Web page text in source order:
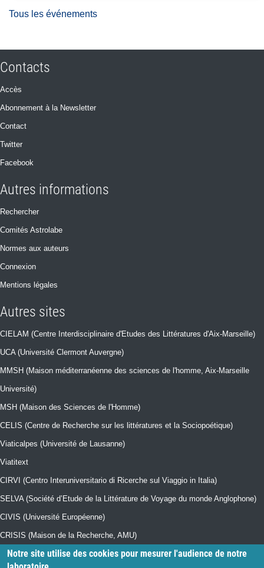
Tous les événements
Contacts
Accès
Abonnement à la Newsletter
Contact
Twitter
Facebook
Autres informations
Rechercher
Comités Astrolabe
Normes aux auteurs
Connexion
Mentions légales
Autres sites
CIELAM (Centre Interdisciplinaire d'Etudes des Littératures d'Aix-Marseille)
UCA (Université Clermont Auvergne)
MMSH (Maison méditerranéenne des sciences de l'homme, Aix-Marseille
Université)
MSH (Maison des Sciences de l'Homme)
CELIS (Centre de Recherche sur les littératures et la Sociopoétique)
Viaticalpes (Université de Lausanne)
Viatitext
CIRVI (Centro Interuniversitario di Ricerche sul Viaggio in Italia)
SELVA (Société d’Etude de la Littérature de Voyage du monde Anglophone)
CIVIS (Université Européenne)
CRISIS (Maison de la Recherche, AMU)
Collection "Imago Mundi" (Sorbonne Université Presses)
Notre site utilise des cookies pour mesurer l'audience de notre